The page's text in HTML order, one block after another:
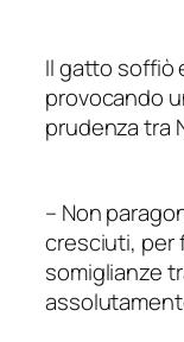
Il gatto soffiò
provocando
prudenza tra
– Non
cresciuti, per
somiglianze